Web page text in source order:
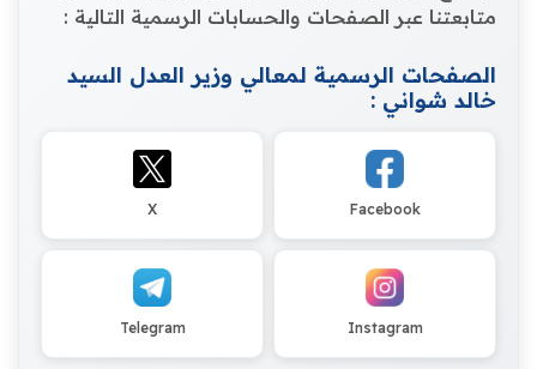
متابعتنا عبر الصفحات والحسابات الرسمية التالية :
الصفحات الرسمية لمعالي وزير العدل السيد
خالد شواني :
Facebook
X
Instagram
Telegram